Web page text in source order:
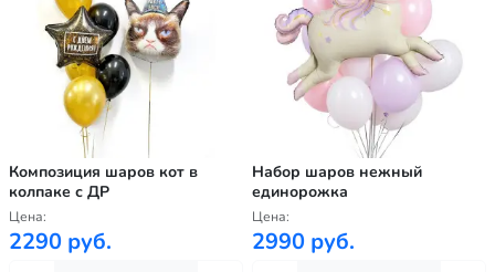
Композиция шаров кот в
колпаке с ДР
Цена:
2290 руб.
Набор шаров нежный
единорожка
Цена:
2990 руб.